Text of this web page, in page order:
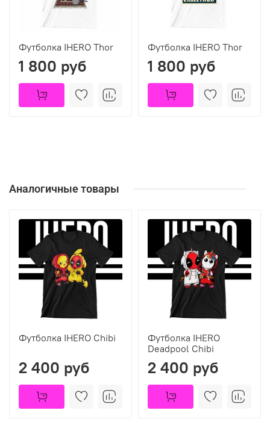
Футболка IHERO Thor
1 800 руб
Футболка IHERO Thor
1 800 руб
Аналогичные товары
Футболка IHERO Chibi
2 400 руб
Футболка IHERO
Deadpool Chibi
2 400 руб